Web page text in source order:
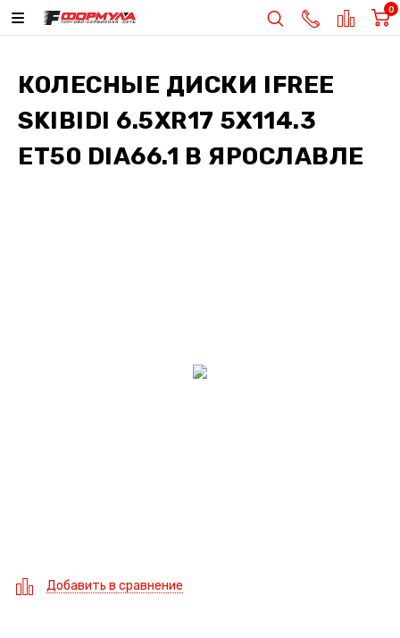
0
КОЛЕСНЫЕ ДИСКИ IFREE
SKIBIDI 6.5XR17 5X114.3
ET50 DIA66.1 В ЯРОСЛАВЛЕ
Добавить в сравнение